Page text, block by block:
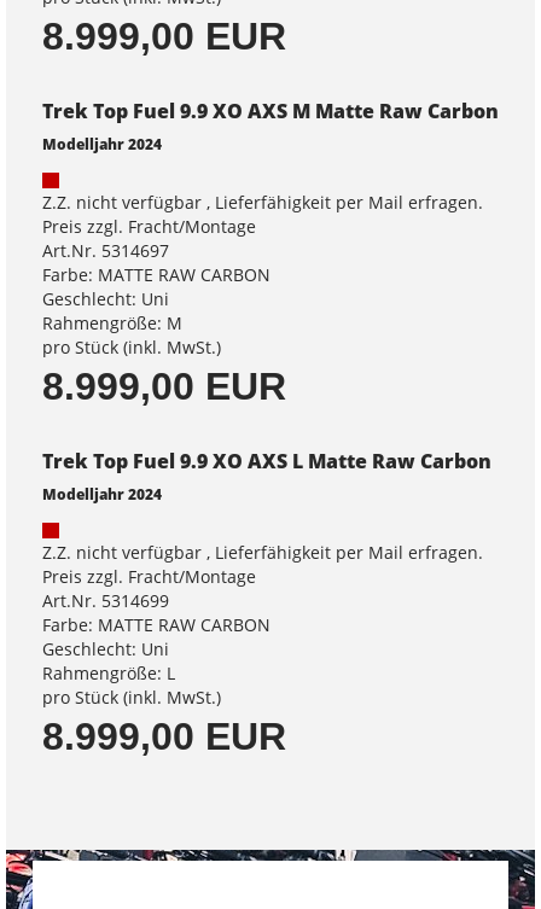
8.999,00 EUR
Trek Top Fuel 9.9 XO AXS M Matte Raw Carbon
Modelljahr 2024
Z.Z. nicht verfügbar , Lieferfähigkeit per Mail erfragen.
Preis zzgl. Fracht/Montage
Art.Nr. 5314697
Farbe: MATTE RAW CARBON
Geschlecht: Uni
Rahmengröße: M
pro Stück (inkl. MwSt.)
8.999,00 EUR
Trek Top Fuel 9.9 XO AXS L Matte Raw Carbon
Modelljahr 2024
Z.Z. nicht verfügbar , Lieferfähigkeit per Mail erfragen.
Preis zzgl. Fracht/Montage
Art.Nr. 5314699
Farbe: MATTE RAW CARBON
Geschlecht: Uni
Rahmengröße: L
pro Stück (inkl. MwSt.)
8.999,00 EUR